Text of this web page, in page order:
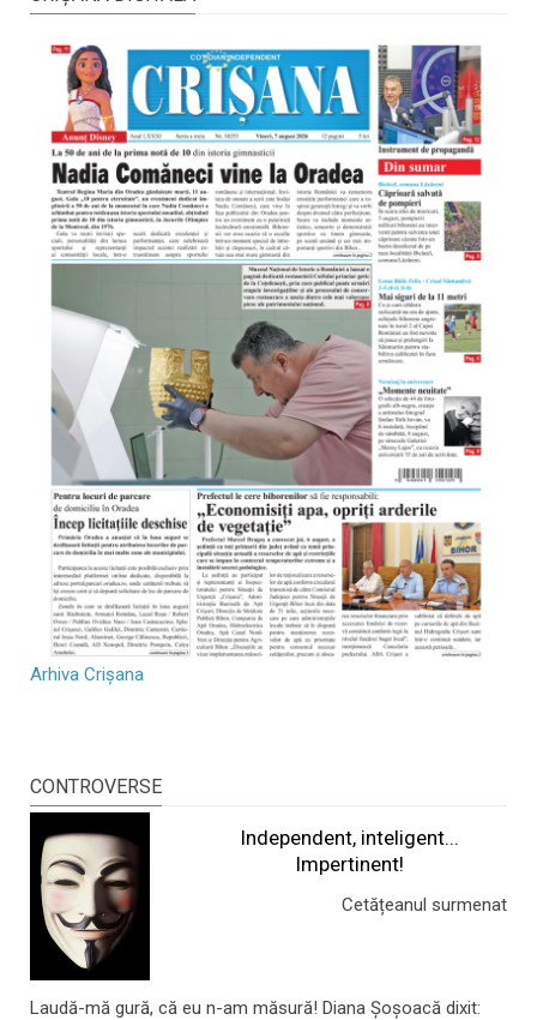
Arhiva Crișana
CONTROVERSE
Independent, inteligent...
Impertinent!
Cetățeanul surmenat
Laudă-mă gură, că eu n-am măsură! Diana Șoșoacă dixit: